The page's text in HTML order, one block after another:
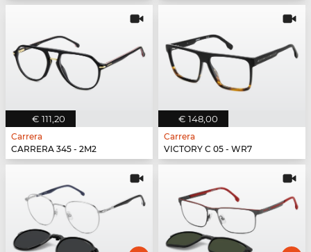
€ 111,20
Carrera
CARRERA 345 - 2M2
€ 148,00
Carrera
VICTORY C 05 - WR7